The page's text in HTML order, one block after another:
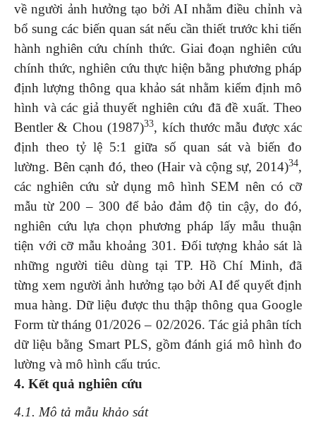
về người ảnh hưởng tạo bởi AI nhằm điều chỉnh và
bổ sung các biến quan sát nếu cần thiết trước khi tiến
hành nghiên cứu chính thức. Giai đoạn nghiên cứu
chính thức, nghiên cứu thực hiện bằng phương pháp
định lượng thông qua khảo sát nhằm kiểm định mô
hình và các giả thuyết nghiên cứu đã đề xuất. Theo
Bentler & Chou (1987)33, kích thước mẫu được xác
định theo tỷ lệ 5:1 giữa số quan sát và biến đo
lường. Bên cạnh đó, theo (Hair và cộng sự, 2014)34,
các nghiên cứu sử dụng mô hình SEM nên có cỡ
mẫu từ 200 – 300 để bảo đảm độ tin cậy, do đó,
nghiên cứu lựa chọn phương pháp lấy mẫu thuận
tiện với cỡ mẫu khoảng 301. Đối tượng khảo sát là
những người tiêu dùng tại TP. Hồ Chí Minh, đã
từng xem người ảnh hưởng tạo bởi AI để quyết định
mua hàng. Dữ liệu được thu thập thông qua Google
Form từ tháng 01/2026 – 02/2026. Tác giả phân tích
dữ liệu bằng Smart PLS, gồm đánh giá mô hình đo
lường và mô hình cấu trúc.
4. Kết quả nghiên cứu
4.1. Mô tả mẫu khảo sát